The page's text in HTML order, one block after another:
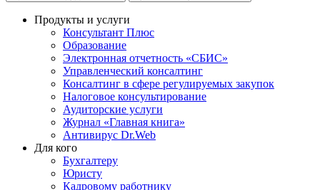
Продукты и услуги
Консультант Плюс
Образование
Электронная отчетность «СБИС»
Управленческий консалтинг
Консалтинг в сфере регулируемых закупок
Налоговое консультирование
Аудиторские услуги
Журнал «Главная книга»
Антивирус Dr.Web
Для кого
Бухгалтеру
Юристу
Кадровому работнику